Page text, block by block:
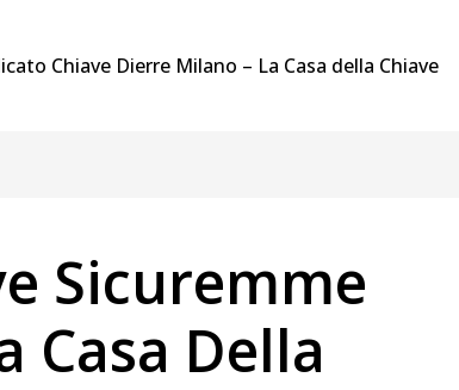
Chiave Dierre Milano – La Casa della Chiave
Sicuremme
Casa Della